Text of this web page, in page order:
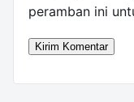
peramban ini